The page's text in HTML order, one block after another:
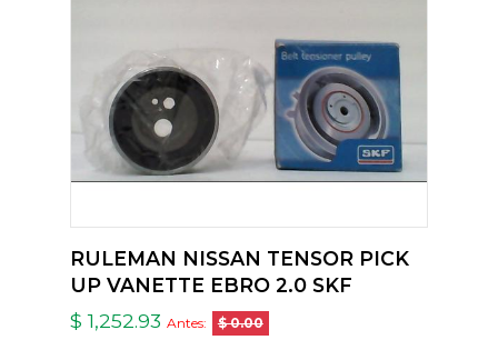
RULEMAN NISSAN TENSOR PICK
UP VANETTE EBRO 2.0 SKF
$ 1,252.93 Antes: $ 0.00